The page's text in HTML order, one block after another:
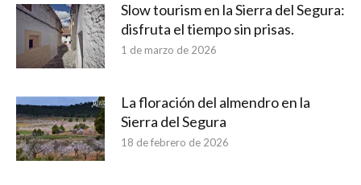
Slow tourism en la Sierra del Segura:
disfruta el tiempo sin prisas.
1 de marzo de 2026
La floración del almendro en la
Sierra del Segura
18 de febrero de 2026